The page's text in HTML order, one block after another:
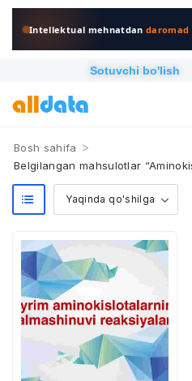
Intellektual mehnatdandaromad
Sotuvchi bo'lish
Bosh sahifa >
Belgilangan mahsulotlar